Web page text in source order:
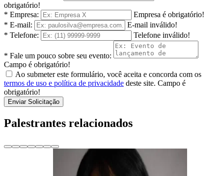
obrigatório!
* Empresa:
Empresa é obrigatório!
* E-mail:
E-mail inválido!
* Telefone:
Telefone inválido!
* Fale um pouco sobre seu evento:
Campo é obrigatório!
Ao submeter este formulário, você aceita e concorda com os
termos de uso e política de privacidade deste site. Campo é
obrigatório!
Enviar Solicitação
Palestrantes relacionados